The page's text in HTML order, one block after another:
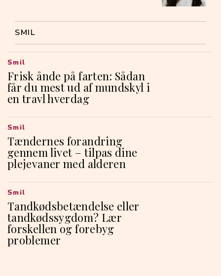
SMIL
Frisk ånde på farten: Sådan
får du mest ud af mundskyl i
en travl hverdag
Smil
Tændernes forandring
gennem livet – tilpas dine
plejevaner med alderen
Smil
Tandkødsbetændelse eller
tandkødssygdom? Lær
forskellen og forebyg
problemer
Smil